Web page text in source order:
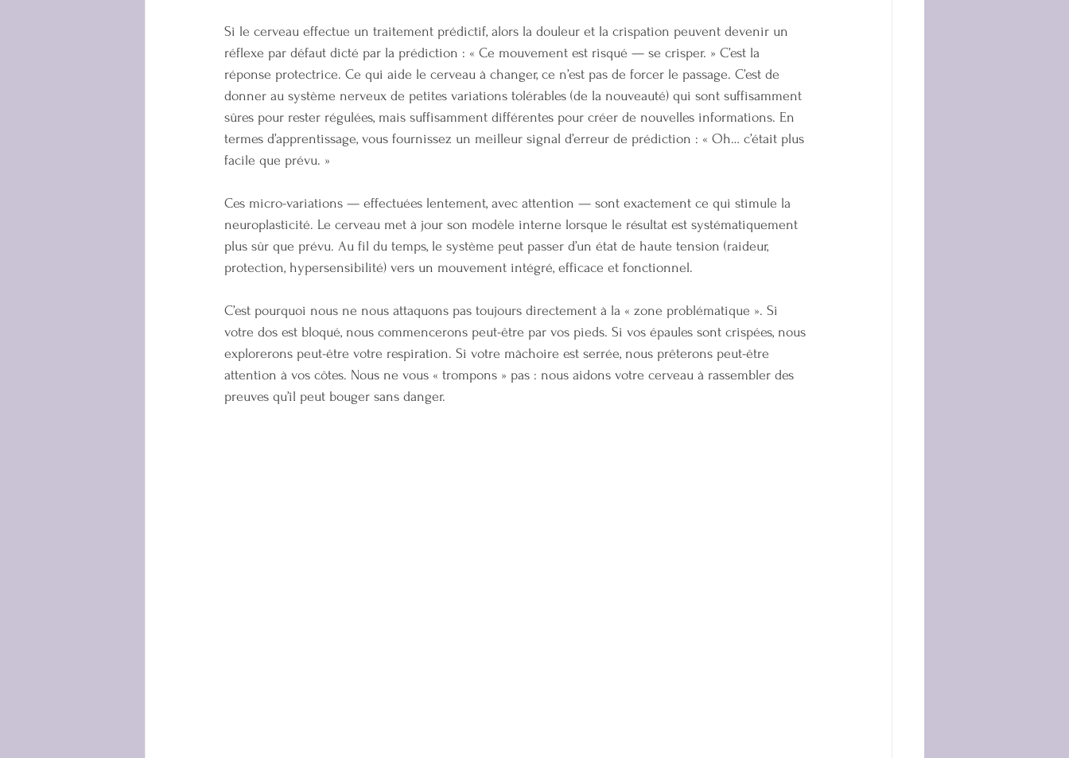
Si le cerveau effectue un traitement prédictif, alors la douleur et la crispation peuvent devenir un
réflexe par défaut dicté par la prédiction : « Ce mouvement est risqué — se crisper. » C’est la
réponse protectrice. Ce qui aide le cerveau à changer, ce n’est pas de forcer le passage. C’est de
donner au système nerveux de petites variations tolérables (de la nouveauté) qui sont suffisamment
sûres pour rester régulées, mais suffisamment différentes pour créer de nouvelles informations. En
termes d’apprentissage, vous fournissez un meilleur signal d’erreur de prédiction : « Oh… c’était plus
facile que prévu. »
Ces micro-variations — effectuées lentement, avec attention — sont exactement ce qui stimule la
neuroplasticité. Le cerveau met à jour son modèle interne lorsque le résultat est systématiquement
plus sûr que prévu. Au fil du temps, le système peut passer d’un état de haute tension (raideur,
protection, hypersensibilité) vers un mouvement intégré, efficace et fonctionnel.
C’est pourquoi nous ne nous attaquons pas toujours directement à la « zone problématique ». Si
votre dos est bloqué, nous commencerons peut-être par vos pieds. Si vos épaules sont crispées, nous
explorerons peut-être votre respiration. Si votre mâchoire est serrée, nous prêterons peut-être
attention à vos côtes. Nous ne vous « trompons » pas : nous aidons votre cerveau à rassembler des
preuves qu’il peut bouger sans danger.